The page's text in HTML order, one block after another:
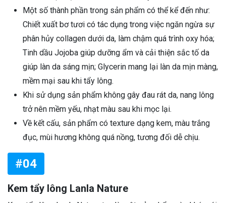
Một số thành phần trong sản phẩm có thể kể đến như:
Chiết xuất bơ tươi có tác dụng trong việc ngăn ngừa sự
phân hủy collagen dưới da, làm chậm quá trình oxy hóa;
Tinh dầu Jojoba giúp dưỡng ẩm và cải thiện sắc tố da
giúp làn da sáng mịn; Glycerin mang lại làn da mịn màng,
mềm mại sau khi tẩy lông.
Khi sử dụng sản phẩm không gây đau rát da, nang lông
trở nên mềm yếu, nhạt màu sau khi mọc lại.
Về kết cấu, sản phẩm có texture dạng kem, màu trắng
đục, mùi hương không quá nồng, tương đối dễ chịu.
#04
Kem tẩy lông Lanla Nature